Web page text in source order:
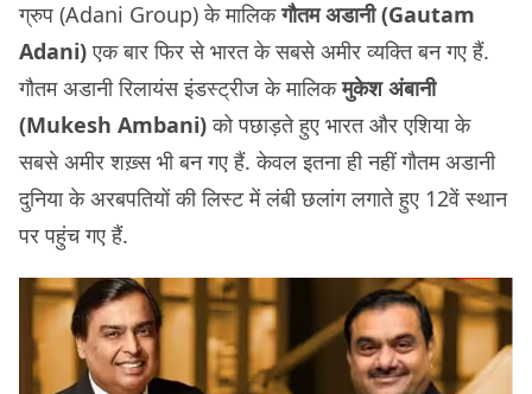
ग्रुप (Adani Group) के मालिकगौतम अडानी (Gautam
Adani)एक बार फिर से भारत के सबसे अमीर व्यक्ति बन गए हैं.
गौतम अडानी रिलायंस इंडस्ट्रीज के मालिकमुकेश अंबानी
(Mukesh Ambani)को पछाड़ते हुए भारत और एशिया के
सबसे अमीर शख़्स भी बन गए हैं. केवल इतना ही नहीं गौतम अडानी
दुनिया के अरबपतियों की लिस्‍ट में लंबी छलांग लगाते हुए 12वें स्‍थान
पर पहुंच गए हैं.